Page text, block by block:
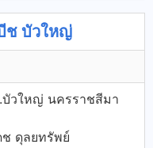
ช บัวใหญ่
วใหญ่ นครราชสีมา
ช ดุลยทรัพย์